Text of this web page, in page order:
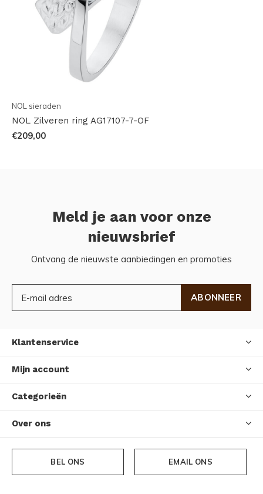
NOL sieraden
NOL Zilveren ring AG17107-7-OF
€209,00
Meld je aan voor onze
nieuwsbrief
Ontvang de nieuwste aanbiedingen en promoties
ABONNEER
Klantenservice
Mijn account
Categorieën
Over ons
BEL ONS EMAIL ONS